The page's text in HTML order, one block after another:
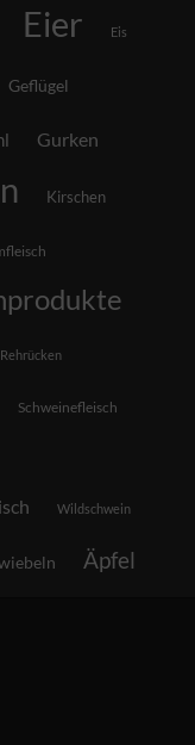
Eier Eis
Geflügel
Gurken
Kirschen
Rehrücken
Schweinefleisch
Wildschwein
Äpfel